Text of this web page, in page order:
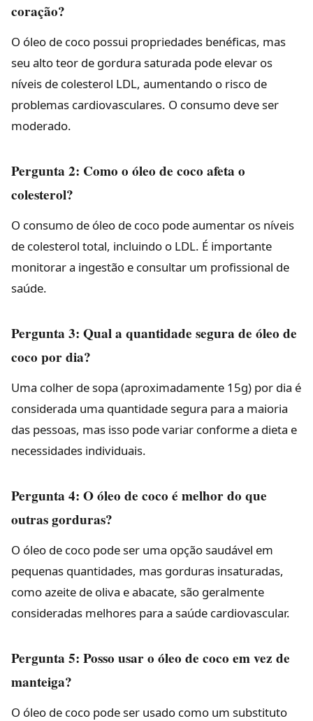
coração?
O óleo de coco possui propriedades benéficas, mas
seu alto teor de gordura saturada pode elevar os
níveis de colesterol LDL, aumentando o risco de
problemas cardiovasculares. O consumo deve ser
moderado.
Pergunta 2: Como o óleo de coco afeta o
colesterol?
O consumo de óleo de coco pode aumentar os níveis
de colesterol total, incluindo o LDL. É importante
monitorar a ingestão e consultar um profissional de
saúde.
Pergunta 3: Qual a quantidade segura de óleo de
coco por dia?
Uma colher de sopa (aproximadamente 15g) por dia é
considerada uma quantidade segura para a maioria
das pessoas, mas isso pode variar conforme a dieta e
necessidades individuais.
Pergunta 4: O óleo de coco é melhor do que
outras gorduras?
O óleo de coco pode ser uma opção saudável em
pequenas quantidades, mas gorduras insaturadas,
como azeite de oliva e abacate, são geralmente
consideradas melhores para a saúde cardiovascular.
Pergunta 5: Posso usar o óleo de coco em vez de
manteiga?
O óleo de coco pode ser usado como um substituto